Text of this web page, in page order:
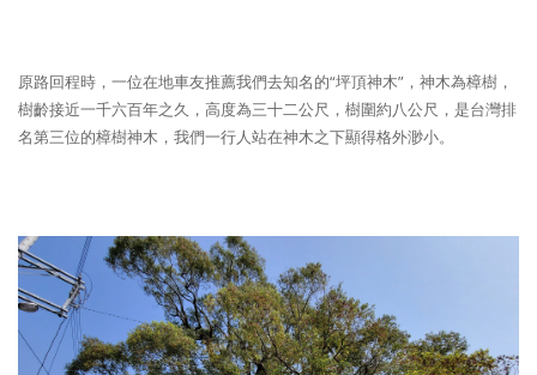
原路回程時，一位在地車友推薦我們去知名的“坪頂神木”，神木為樟樹，
樹齡接近一千六百年之久，高度為三十二公尺，樹圍約八公尺，是台灣排
名第三位的樟樹神木，我們一行人站在神木之下顯得格外渺小。